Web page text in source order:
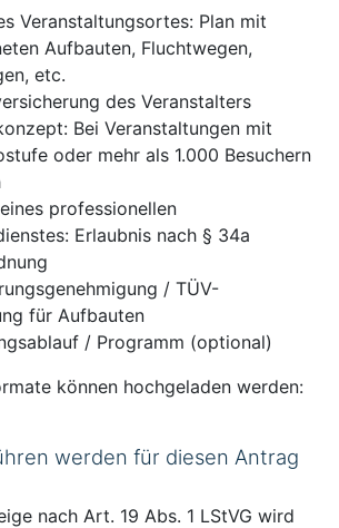
Veranstaltungsortes: Plan mit
Aufbauten, Fluchtwegen,
etc.
des Veranstalters
Bei Veranstaltungen mit
oder mehr als 1.000 Besuchern
professionellen
Erlaubnis nach § 34a
/ TÜV-
für Aufbauten
/ Programm (optional)
können hochgeladen werden:
werden für diesen Antrag
nach Art. 19 Abs. 1 LStVG wird